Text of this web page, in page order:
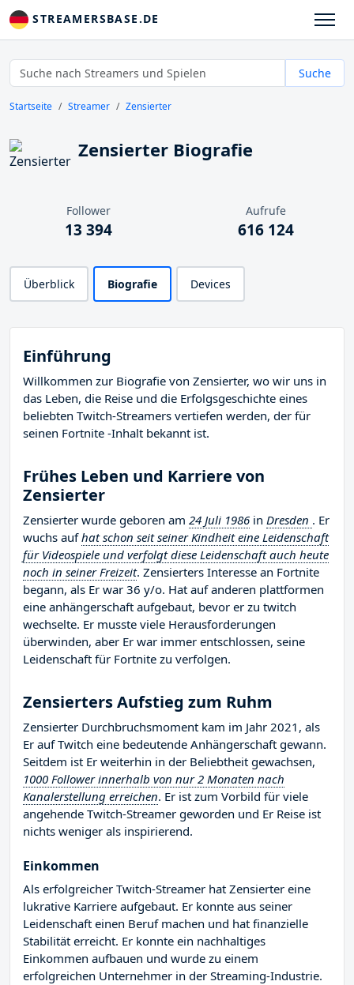
STREAMERSBASE.DE
Suche
Startseite Streamer Zensierter
Zensierter Biografie
Follower
13 394
Aufrufe
616 124
Überblick Biografie Devices
Einführung
Willkommen zur Biografie von Zensierter, wo wir uns in
das Leben, die Reise und die Erfolgsgeschichte eines
beliebten Twitch-Streamers vertiefen werden, der für
seinen Fortnite -Inhalt bekannt ist.
Frühes Leben und Karriere von
Zensierter
Zensierter wurde geboren am 24 Juli 1986 in Dresden . Er
wuchs aufhat schon seit seiner Kindheit eine Leidenschaft
für Videospiele und verfolgt diese Leidenschaft auch heute
noch in seiner Freizeit. Zensierters Interesse an Fortnite
begann, als Er war 36 y/o. Hat auf anderen plattformen
eine anhängerschaft aufgebaut, bevor er zu twitch
wechselte. Er musste viele Herausforderungen
überwinden, aber Er war immer entschlossen, seine
Leidenschaft für Fortnite zu verfolgen.
Zensierters Aufstieg zum Ruhm
Zensierter Durchbruchsmoment kam im Jahr 2021, als
Er auf Twitch eine bedeutende Anhängerschaft gewann.
Seitdem ist Er weiterhin in der Beliebtheit gewachsen,
1000 Follower innerhalb von nur 2 Monaten nach
Kanalerstellung erreichen. Er ist zum Vorbild für viele
angehende Twitch-Streamer geworden und Er Reise ist
nichts weniger als inspirierend.
Einkommen
Als erfolgreicher Twitch-Streamer hat Zensierter eine
lukrative Karriere aufgebaut. Er konnte aus seiner
Leidenschaft einen Beruf machen und hat finanzielle
Stabilität erreicht. Er konnte ein nachhaltiges
Einkommen aufbauen und wurde zu einem
erfolgreichen Unternehmer in der Streaming-Industrie.